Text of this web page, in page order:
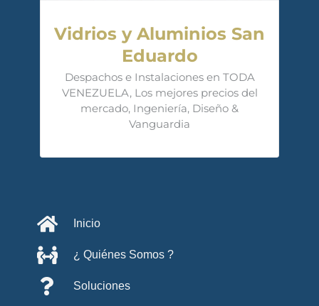
Vidrios y Aluminios San
Eduardo
Despachos e Instalaciones en TODA
VENEZUELA, Los mejores precios del
mercado, Ingeniería, Diseño &
Vanguardia
Inicio
¿ Quiénes Somos ?
Soluciones